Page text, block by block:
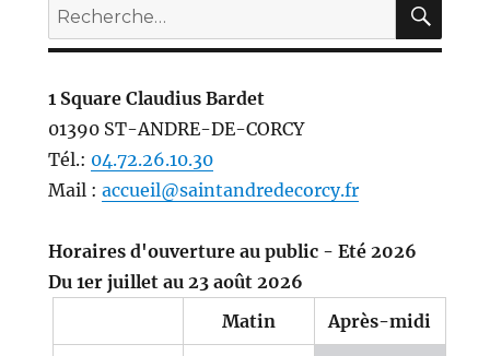
Recherche
pour :
1 Square Claudius Bardet
01390 ST-ANDRE-DE-CORCY
Tél.: 04.72.26.10.30
Mail : accueil@saintandredecorcy.fr
Horaires d'ouverture au public - Eté 2026
Du 1er juillet au 23 août 2026
Matin
Après-midi